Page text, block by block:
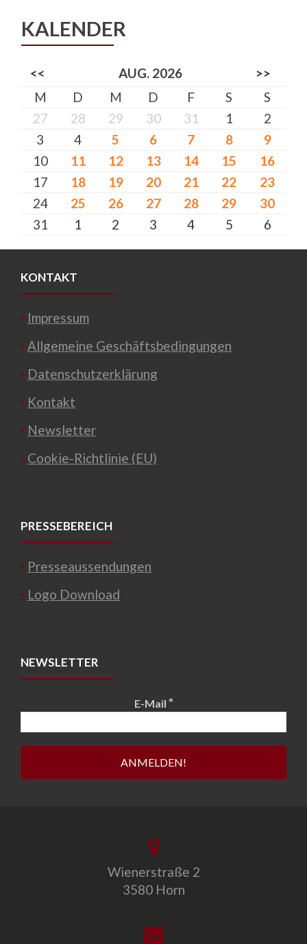
KALENDER
<< AUG. 2026
>>
M
D M D F S
S
27
28 29 30 31 1
2
3
4 5 6 7 8
9
10
11 12 13 14 15
16
17
18 19 20 21 22
23
24
25 26 27 28 29
30
31
1 2 3 4 5 6
KONTAKT
Impressum
Allgemeine Geschäftsbedingungen
Datenschutzerklärung
Kontakt
Newsletter
Cookie-Richtlinie (EU)
PRESSEBEREICH
Presseaussendungen
Logo Download
NEWSLETTER
E-Mail *
Wienerstraße 2
3580 Horn